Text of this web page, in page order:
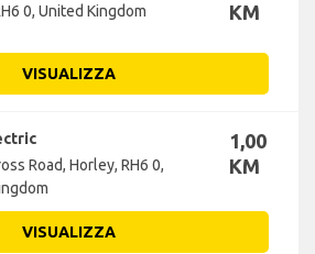
0, United Kingdom
KM
VISUALIZZA
Road, Horley, RH6 0,
1,00
KM
VISUALIZZA